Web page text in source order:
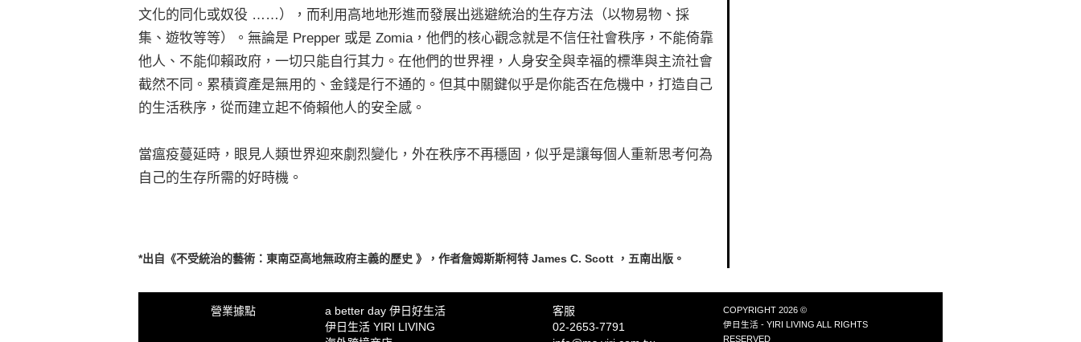
文化的同化或奴役 ……），而利用高地地形進而發展出逃避統治的生存方法（以物易物、採
集、遊牧等等）。無論是 Prepper 或是 Zomia，他們的核心觀念就是不信任社會秩序，不能倚靠
他人、不能仰賴政府，一切只能自行其力。在他們的世界裡，人身安全與幸福的標準與主流社會
截然不同。累積資產是無用的、金錢是行不通的。但其中關鍵似乎是你能否在危機中，打造自己
的生活秩序，從而建立起不倚賴他人的安全感。
當瘟疫蔓延時，眼見人類世界迎來劇烈變化，外在秩序不再穩固，似乎是讓每個人重新思考何為
自己的生存所需的好時機。
*出自《不受統治的藝術：東南亞高地無政府主義的歷史 》，作者詹姆斯斯柯特 James C. Scott ，五南出版。
營業據點
a better day 伊日好生活
伊日生活 YIRI LIVING
客服
02-2653-7791
COPYRIGHT 2026 ©
伊日生活 - YIRI LIVING ALL RIGHTS
RESERVED